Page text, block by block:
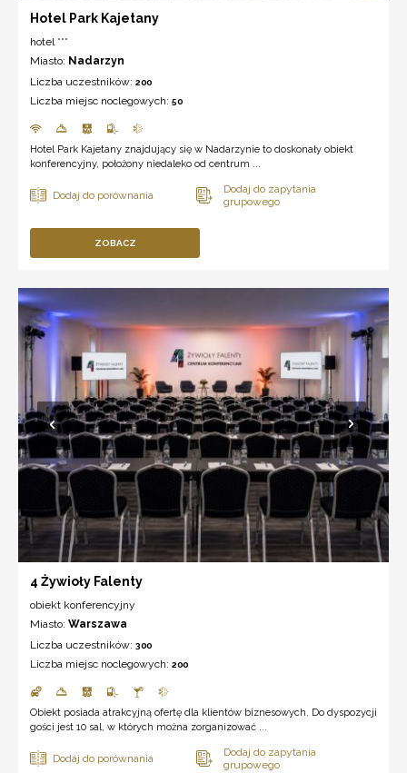
Hotel Park Kajetany
hotel ***
Miasto: Nadarzyn
Liczba uczestników: 200
Liczba miejsc noclegowych: 50
Hotel Park Kajetany znajdujący się w Nadarzynie to doskonały obiekt
konferencyjny, położony niedaleko od centrum ...
ZOBACZ
4 Żywioły Falenty
obiekt konferencyjny
Miasto: Warszawa
Liczba uczestników: 300
Liczba miejsc noclegowych: 200
Obiekt posiada atrakcyjną ofertę dla klientów biznesowych. Do dyspozycji
gości jest 10 sal, w których można zorganizować ...